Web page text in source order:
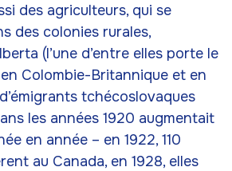
des agriculteurs, qui se
des colonies rurales,
(l’une d’entre elles porte le
Colombie-Britannique et en
tchécoslovaques
les années 1920 augmentait
en année – en 1922, 110
au Canada, en 1928, elles